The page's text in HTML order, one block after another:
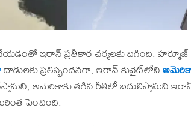
ఇరాన్ ప్రతీకార చర్యలకు దిగింది.
దాడులకు ప్రతిస్పందనగా, ఇరాన్ కువైట్‌లోని
అమెరికాకు తగిన రీతిలో బదులిస్తామని
పెంచింది.